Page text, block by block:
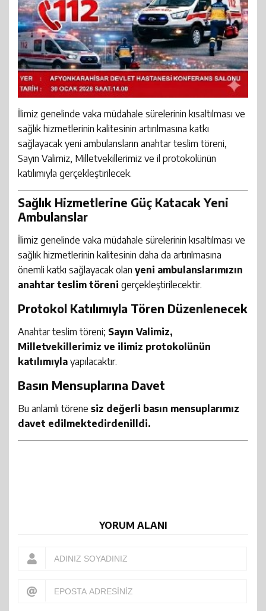
İlimiz genelinde vaka müdahale sürelerinin kısaltılması ve
sağlık hizmetlerinin kalitesinin artırılmasına katkı
sağlayacak yeni ambulansların anahtar teslim töreni,
Sayın Valimiz, Milletvekillerimiz ve il protokolünün
katılımıyla gerçekleştirilecek.
Sağlık Hizmetlerine Güç Katacak Yeni
Ambulanslar
İlimiz genelinde vaka müdahale sürelerinin kısaltılması ve
sağlık hizmetlerinin kalitesinin daha da artırılmasına
önemli katkı sağlayacak olan yeni ambulanslarımızın
anahtar teslim töreni gerçekleştirilecektir.
Protokol Katılımıyla Tören Düzenlenecek
Anahtar teslim töreni; Sayın Valimiz,
Milletvekillerimiz ve ilimiz protokolünün
katılımıyla yapılacaktır.
Basın Mensuplarına Davet
Bu anlamlı törene siz değerli basın mensuplarımız
davet edilmektedirdenilldi.
YORUM ALANI